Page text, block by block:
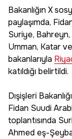
Bakanlığın X
paylaşımda,
Suriye, Bahreyn,
Umman, Katar
bakanlarıyla
katıldığı belirtildi.
Dışişleri
Fidan Suudi
toplantısında
Ahmed eş-